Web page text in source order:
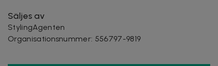
Säljes av
StylingAgenten
Organisationsnummer: 556797-9819